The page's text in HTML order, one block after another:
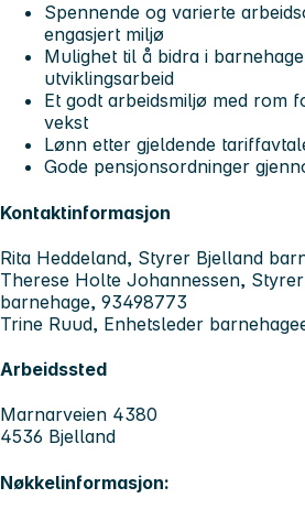
Spennende og varierte
engasjert miljø
Mulighet til å bidra i
utviklingsarbeid
Et godt arbeidsmiljø med rom
vekst
Lønn etter gjeldende
Gode pensjonsordninger
Kontaktinformasjon
Rita Heddeland, Styrer Bjelland
Therese Holte Johannessen,
barnehage, 93498773
Trine Ruud, Enhetsleder
Arbeidssted
Marnarveien 4380
4536 Bjelland
Nøkkelinformasjon: